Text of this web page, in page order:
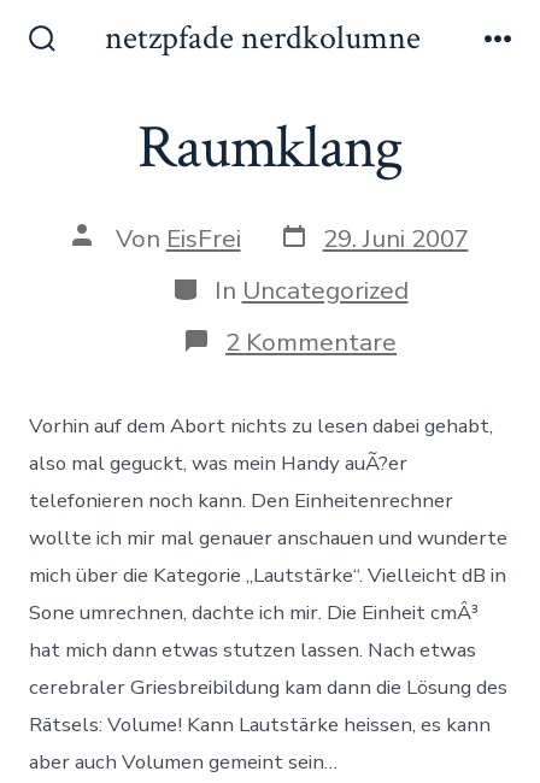
Inhalt
netzpfade nerdkolumne
Raumklang
AutorVon EisFrei Datum
des
Beitrags
29. Juni 2007
Kategorien
In Uncategorized
2 Kommentare
Raumklang
Vorhin auf dem Abort nichts zu lesen dabei gehabt,
also mal geguckt, was mein Handy auÃ?er
telefonieren noch kann. Den Einheitenrechner
wollte ich mir mal genauer anschauen und wunderte
mich über die Kategorie „Lautstärke“. Vielleicht dB in
Sone umrechnen, dachte ich mir. Die Einheit cmÂ³
hat mich dann etwas stutzen lassen. Nach etwas
cerebraler Griesbreibildung kam dann die Lösung des
Rätsels: Volume! Kann Lautstärke heissen, es kann
aber auch Volumen gemeint sein…